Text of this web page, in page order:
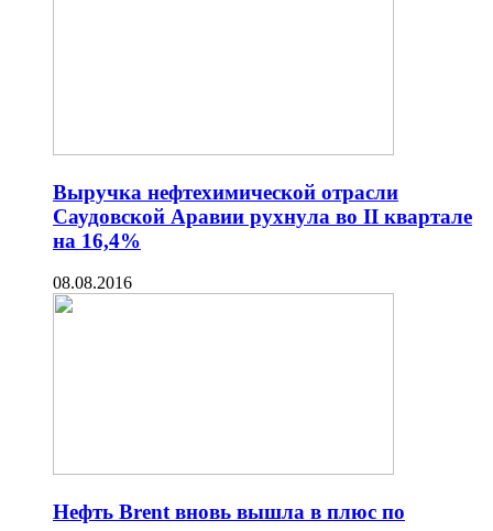
Выручка нефтехимической отрасли
Саудовской Аравии рухнула во II квартале
на 16,4%
08.08.2016
Нефть Brent вновь вышла в плюс по